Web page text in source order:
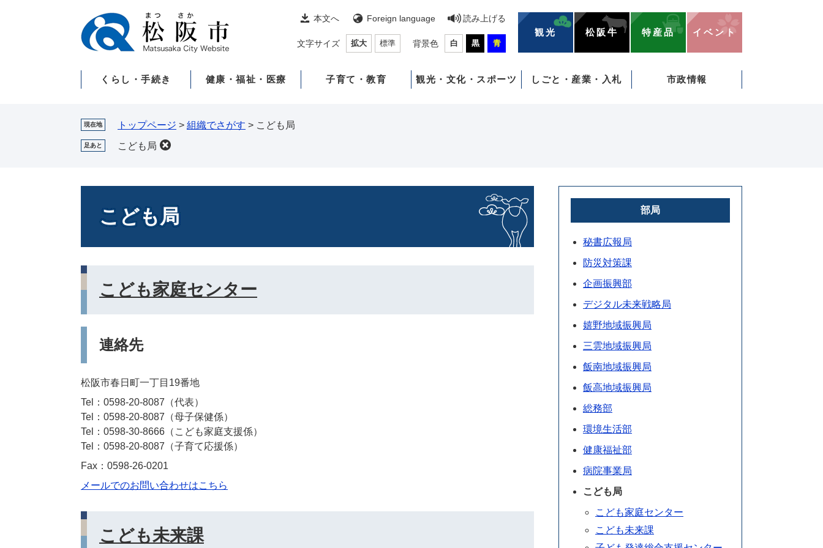
本文へ Foreign language 読み上げる
文字サイズ 拡大 標準 背景色 白 黒 青
観光 松阪牛 特産品 イベント
くらし・手続き 健康・福祉・医療 子育て・教育 観光・文化・スポーツ しごと・産業・入札 市政情報
現在地 トップページ > 組織でさがす > こども局
足あと こども局
こども局
こども家庭センター
連絡先
松阪市春日町一丁目19番地
Tel：0598-20-8087
代表
Tel：0598-20-8087
母子保健係
Tel：0598-30-8666
こども家庭支援係
Tel：0598-20-8087
子育て応援係
Fax：0598-26-0201
メールでのお問い合わせはこちら
こども未来課
部局
秘書広報局
防災対策課
企画振興部
デジタル未来戦略局
嬉野地域振興局
三雲地域振興局
飯南地域振興局
飯高地域振興局
総務部
環境生活部
健康福祉部
病院事業局
こども局
こども家庭センター
こども未来課